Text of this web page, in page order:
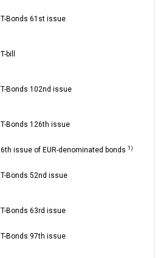
T-Bonds 61st issue
T-bill
T-Bonds 102nd issue
T-Bonds 126th issue
6th issue of EUR-denominated bonds 1)
T-Bonds 52nd issue
T-Bonds 63rd issue
T-Bonds 97th issue